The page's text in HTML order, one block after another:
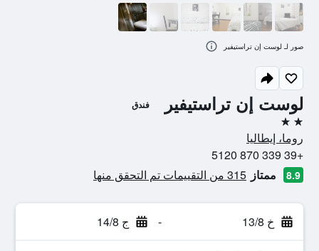
لوست إن تراستيفير فندق
2 نجمتين
روما، إيطاليا
+39 339 870 5120
8.9 ممتاز 315 من التقييمات تم التحقق منها
خ 13/8 - ج 14/8
صور لـ لوست إن تراستيفير